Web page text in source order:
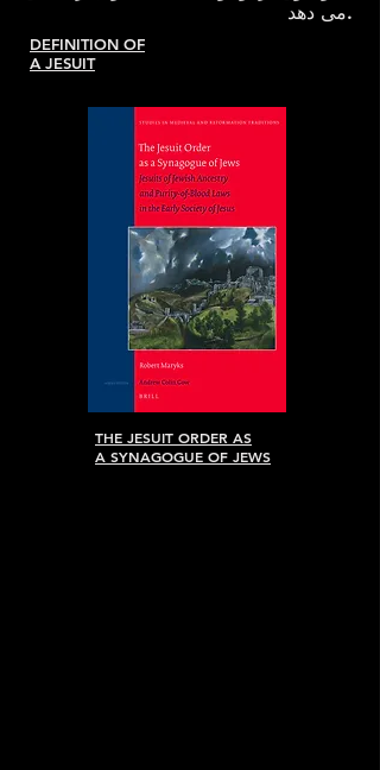
می دهد.
DEFINITION OF
A JESUIT
THE JESUIT ORDER AS
A SYNAGOGUE OF JEWS